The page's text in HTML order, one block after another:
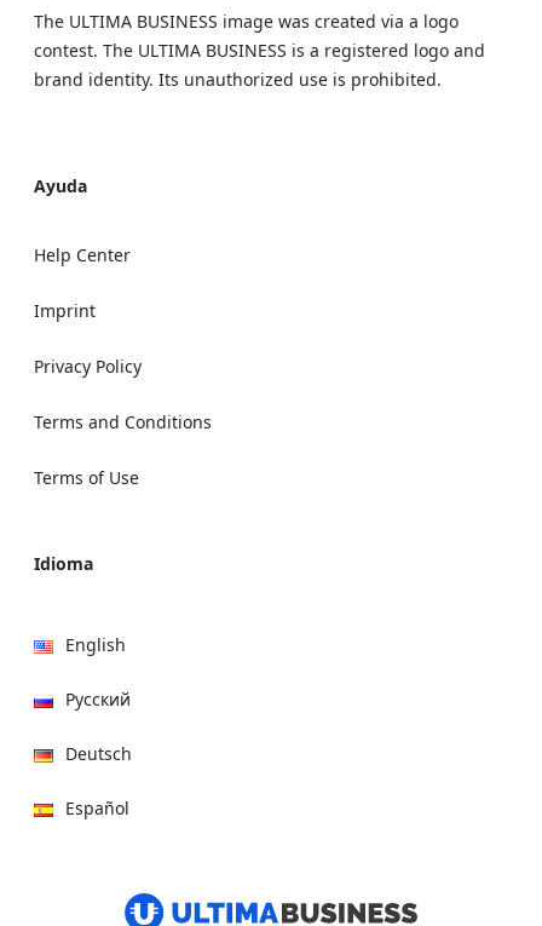
The ULTIMA BUSINESS image was created via a logo
contest. The ULTIMA BUSINESS is a registered logo and
brand identity. Its unauthorized use is prohibited.
Ayuda
Help Center
Imprint
Privacy Policy
Terms and Conditions
Terms of Use
Idioma
English
Русский
Deutsch
Español